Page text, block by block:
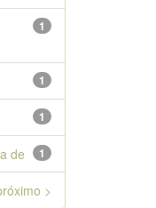
1
1
1
1
de
>